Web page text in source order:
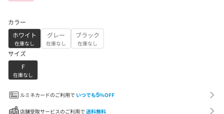
カラー
ホワイト
在庫なし
グレー
在庫なし
ブラック
在庫なし
サイズ
F
在庫なし
ルミネカードのご利用で いつでも5%OFF
店舗受取サービスのご利用で 送料無料